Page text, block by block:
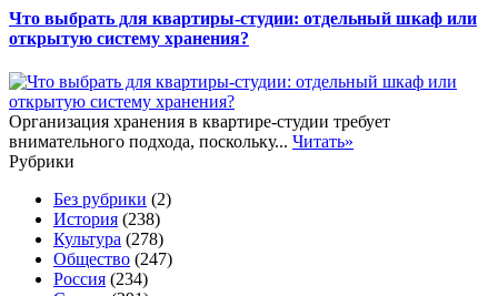
Что выбрать для квартиры-студии: отдельный шкаф или
открытую систему хранения?
Организация хранения в квартире-студии требует
внимательного подхода, поскольку... Читать»
Рубрики
Без рубрики (2)
История (238)
Культура (278)
Общество (247)
Россия (234)